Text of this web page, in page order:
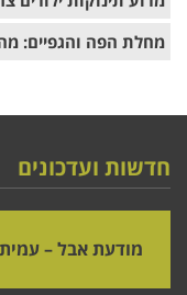
מחלת הפה והגפיים:
חדשות ועדכונים
מודעת אבל –